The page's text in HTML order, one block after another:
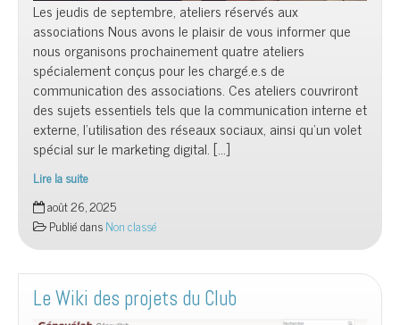
Les jeudis de septembre, ateliers réservés aux
associations Nous avons le plaisir de vous informer que
nous organisons prochainement quatre ateliers
spécialement conçus pour les chargé.e.s de
communication des associations. Ces ateliers couvriront
des sujets essentiels tels que la communication interne et
externe, l’utilisation des réseaux sociaux, ainsi qu’un volet
spécial sur le marketing digital. […]
Lire la suite
Comm’Asso
août 26, 2025
Publié dansNon classé
Le Wiki des projets du Club